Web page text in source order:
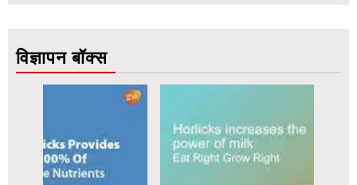
विज्ञापन बॉक्स